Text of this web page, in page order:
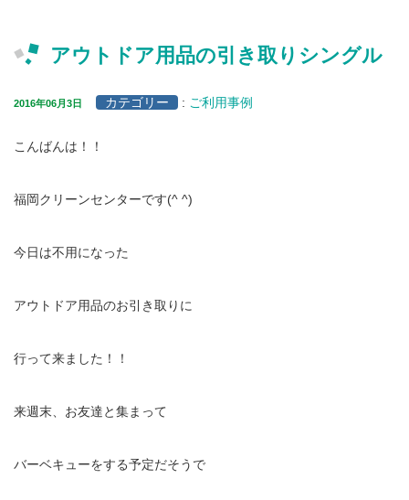
アウトドア用品の引き取りシングル
2016年06月3日 カテゴリー : ご利用事例
こんばんは！！
福岡クリーンセンターです(^ ^)
今日は不用になった
アウトドア用品のお引き取りに
行って来ました！！
来週末、お友達と集まって
バーベキューをする予定だそうで